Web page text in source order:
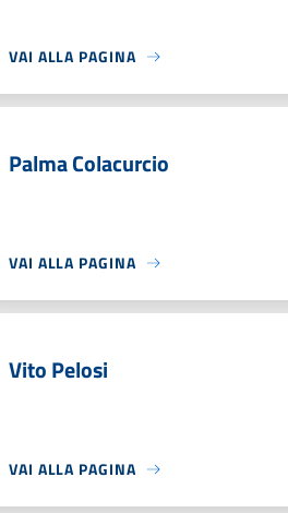
VAI ALLA PAGINA
Palma Colacurcio
VAI ALLA PAGINA
Vito Pelosi
VAI ALLA PAGINA